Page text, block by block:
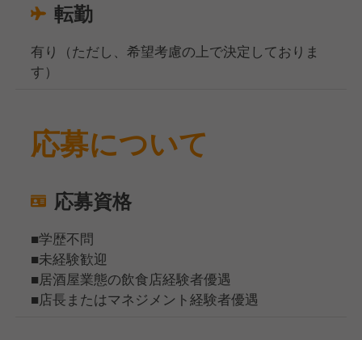
転勤
有り（ただし、希望考慮の上で決定しておりま
す）
応募について
応募資格
■学歴不問
■未経験歓迎
■居酒屋業態の飲食店経験者優遇
■店長またはマネジメント経験者優遇